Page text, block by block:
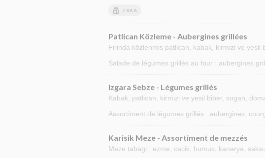
ΓΆΛΑ
Patlican Közleme - Aubergines grillées
Firinda közlenmis patlican, kabak, kirmizi ve yesil
Salade de légumes grillés au four : aubergines
Izgara Sebze - Légumes grillés
Kabak, patlican, kirmizi ve yesil biber, sogan,
Assortiment de légumes grillés : aubergines,
Karisik Meze - Assortiment de mezzés
Meze tabagi : ezme, cacik, humus, kanarya,